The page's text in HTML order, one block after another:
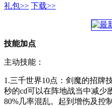
礼包>> 下载>>
技能加点
主动技能：
1.三千世界10点：剑魔的招牌
秒的cd可以在阵地战当中减少
80%几率混乱。起到增伤及控